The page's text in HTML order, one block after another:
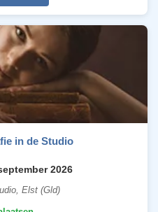
in de Studio
2026
Elst (Gld)